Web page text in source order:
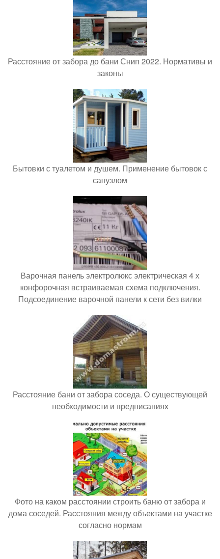
Расстояние от забора до бани Снип 2022. Нормативы и
законы
Бытовки с туалетом и душем. Применение бытовок с
санузлом
Варочная панель электролюкс электрическая 4 х
конфорочная встраиваемая схема подключения.
Подсоединение варочной панели к сети без вилки
Расстояние бани от забора соседа. О существующей
необходимости и предписаниях
Фото на каком расстоянии строить баню от забора и
дома соседей. Расстояния между объектами на участке
согласно нормам